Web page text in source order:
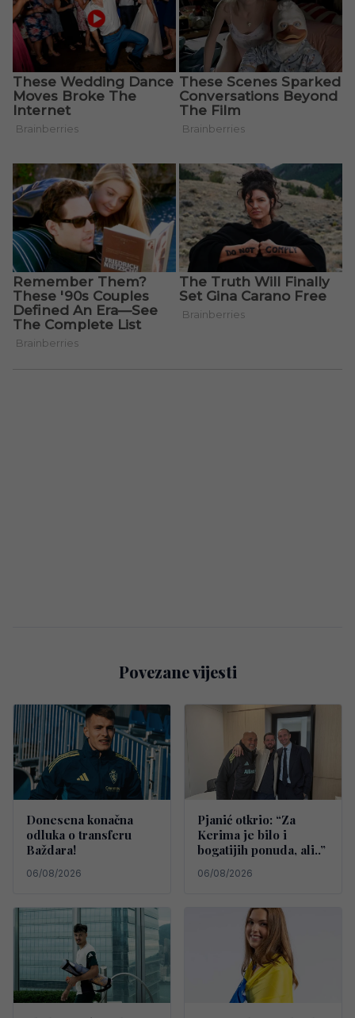
Povezane vijesti
Donesena konačna
odluka o transferu
Baždara!
06/08/2026
Pjanić otkrio: “Za
Kerima je bilo i
bogatijih ponuda, ali..”
06/08/2026